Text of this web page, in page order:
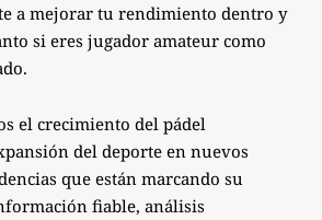
a mejorar tu rendimiento dentro y
si eres jugador amateur como
el crecimiento del pádel
del deporte en nuevos
que están marcando su
fiable, análisis